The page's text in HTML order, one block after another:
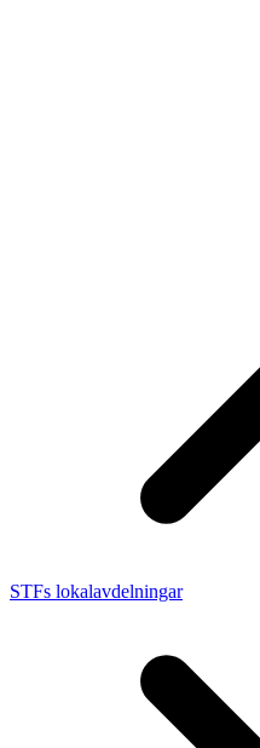
STFs lokalavdelningar